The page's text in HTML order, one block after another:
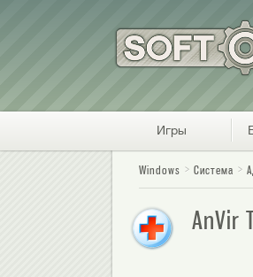
Игры
Windows Система
AnVir